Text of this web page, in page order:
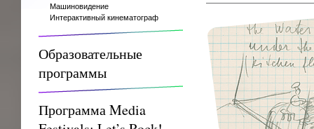
Машиновидение
Интерактивный кинематограф
Образовательные
программы
Программа Media